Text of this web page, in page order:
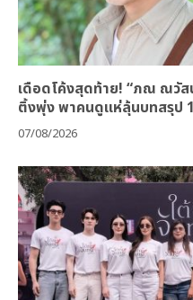
เดือดโค้งสุดท้าย! “ภณ ณวัส
ติ้งพุ่ง พาคนดูแห่ลุ้นบทสรุป
07/08/2026